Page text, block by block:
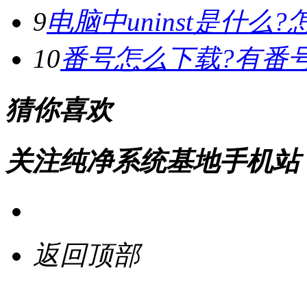
9电脑中uninst是什么?
10番号怎么下载?有番
猜你喜欢
关注纯净系统基地手机站
返回顶部